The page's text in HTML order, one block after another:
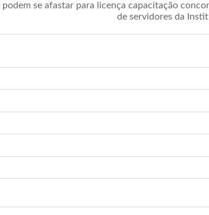
se afastar para licença capacitação
de servidores da